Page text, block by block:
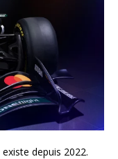
depuis 2022.